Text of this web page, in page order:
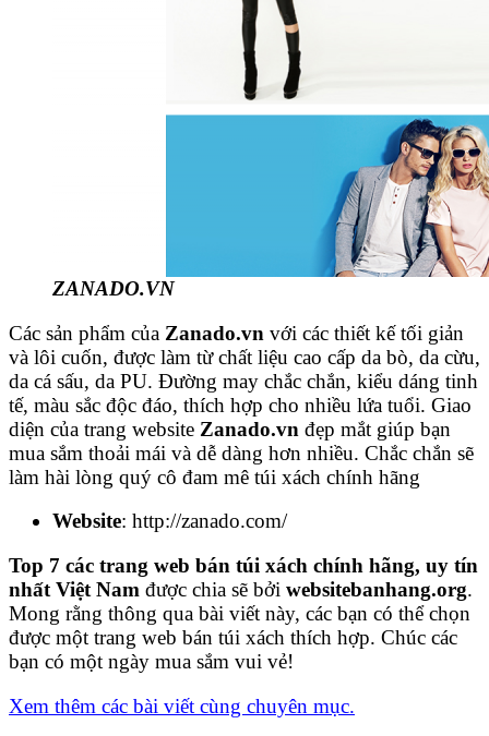
ZANADO.VN
Các sản phẩm của Zanado.vn với các thiết kế tối giản
và lôi cuốn, được làm từ chất liệu cao cấp da bò, da cừu,
da cá sấu, da PU. Đường may chắc chắn, kiểu dáng tinh
tế, màu sắc độc đáo, thích hợp cho nhiều lứa tuổi. Giao
diện của trang website Zanado.vn đẹp mắt giúp bạn
mua sắm thoải mái và dễ dàng hơn nhiều. Chắc chắn sẽ
làm hài lòng quý cô đam mê túi xách chính hãng
Website: http://zanado.com/
Top 7 các trang web bán túi xách chính hãng, uy tín
nhất Việt Nam được chia sẽ bởi websitebanhang.org.
Mong rằng thông qua bài viết này, các bạn có thể chọn
được một trang web bán túi xách thích hợp. Chúc các
bạn có một ngày mua sắm vui vẻ!
Xem thêm các bài viết cùng chuyên mục.